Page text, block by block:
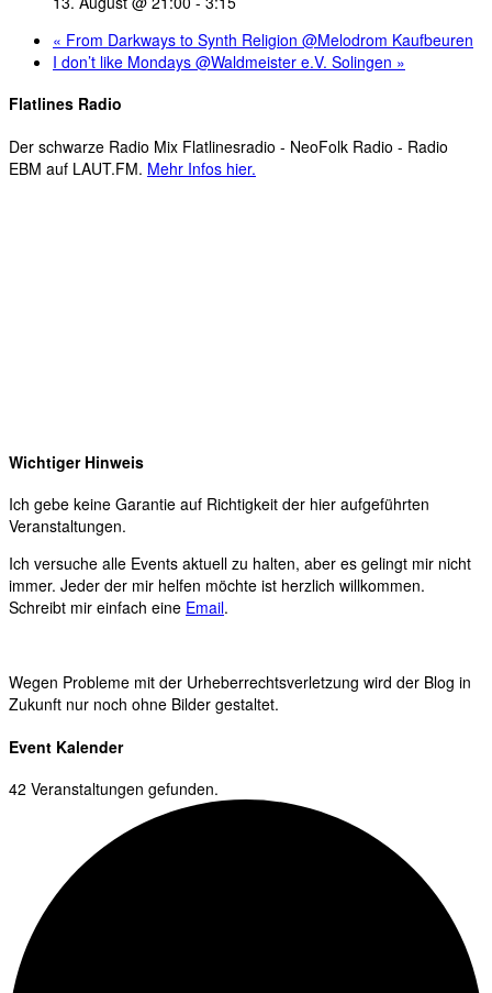
« From Darkways to Synth Religion @Melodrom Kaufbeuren
I don’t like Mondays @Waldmeister e.V. Solingen »
Flatlines Radio
Der schwarze Radio Mix Flatlinesradio - NeoFolk Radio - Radio
EBM auf LAUT.FM. Mehr Infos hier.
Wichtiger Hinweis
Ich gebe keine Garantie auf Richtigkeit der hier aufgeführten
Veranstaltungen.
Ich versuche alle Events aktuell zu halten, aber es gelingt mir nicht
immer. Jeder der mir helfen möchte ist herzlich willkommen.
Schreibt mir einfach eine Email.
Wegen Probleme mit der Urheberrechtsverletzung wird der Blog in
Zukunft nur noch ohne Bilder gestaltet.
Event Kalender
42 Veranstaltungen gefunden.